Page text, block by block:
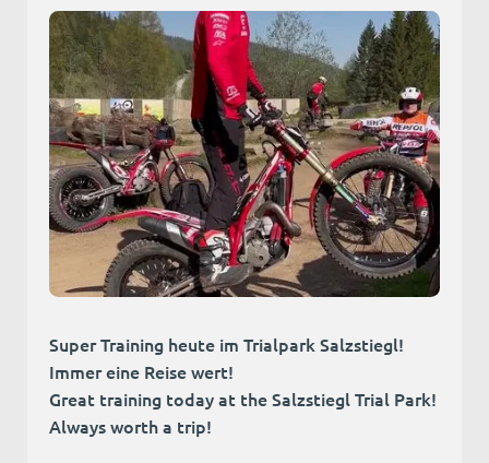
Super Training heute im Trialpark Salzstiegl!
Immer eine Reise wert!
Great training today at the Salzstiegl Trial Park!
Always worth a trip!